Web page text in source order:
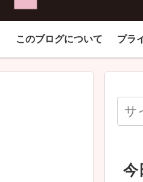
このブログについて プラ
今